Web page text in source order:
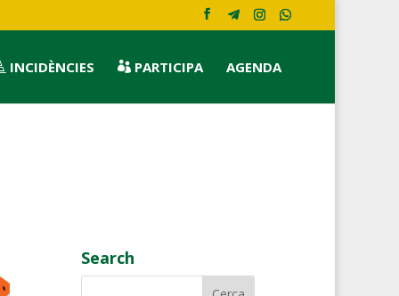
INCIDÈNCIES  PARTICIPA AGENDA
Search